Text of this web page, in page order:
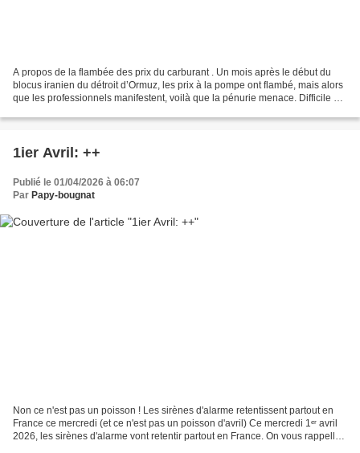
A propos de la flambée des prix du carburant . Un mois après le début du
blocus iranien du détroit d’Ormuz, les prix à la pompe ont flambé, mais alors
que les professionnels manifestent, voilà que la pénurie menace. Difficile de
1ier Avril: ++
Publié le 01/04/2026 à 06:07
Par Papy-bougnat
Non ce n'est pas un poisson ! Les sirènes d'alarme retentissent partout en
France ce mercredi (et ce n'est pas un poisson d'avril) Ce mercredi 1ᵉʳ avril
2026, les sirènes d'alarme vont retentir partout en France. On vous rappelle